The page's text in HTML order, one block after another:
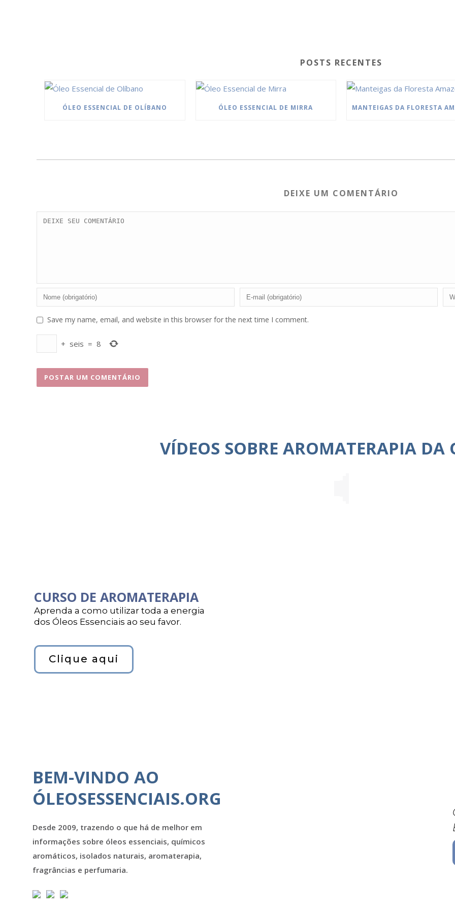
POSTS RECENTES
ÓLEO ESSENCIAL DE OLÍBANO ÓLEO ESSENCIAL DE MIRRA
DEIXE UM COMENTÁRIO
Save my name, email, and website in this browser for the next time I comment.
+ seis = 8
VÍDEOS SOBRE AROMATERAPIA DA
CURSO DE AROMATERAPIA
Aprenda a como utilizar toda a energia
dos Óleos Essenciais ao seu favor.
Clique aqui
BEM-VINDO AO
ÓLEOSESSENCIAIS.ORG
Desde 2009, trazendo o que há de melhor em
informações sobre óleos essenciais, químicos
aromáticos, isolados naturais, aromaterapia,
fragrâncias e perfumaria.